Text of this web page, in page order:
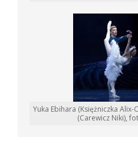
Yuka Ebihara (Księżniczka
(Carewicz Niki),